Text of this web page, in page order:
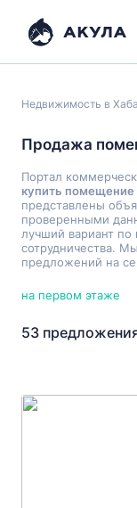
Недвижимость в
Продажа
Портал
купить помещение
представлены
проверенными
лучший вариант
сотрудничества.
предложений на
на первом этаже
53